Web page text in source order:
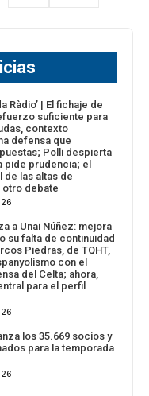
Ràdio’ | El fichaje de
suficiente para
contexto
defensa que
Polli despierta
pide prudencia; el
las altas de
otro debate
a Unai Núñez: mejora
su falta de continuidad
Piedras, de TQHT,
con el
del Celta; ahora,
para el perfil
los 35.669 socios y
para la temporada